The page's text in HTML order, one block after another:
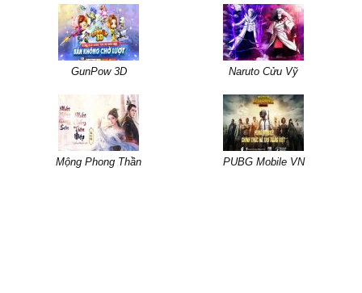
GunPow 3D Naruto Cửu Vỹ
Mộng Phong Thần PUBG Mobile VN